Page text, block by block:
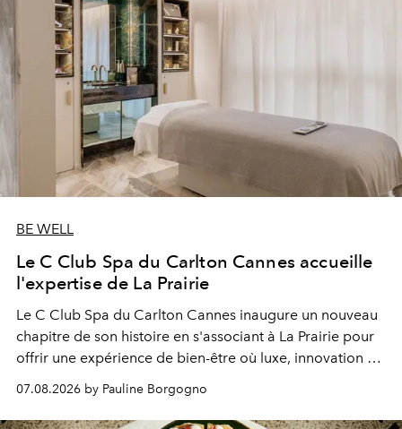
BE WELL
Le C Club Spa du Carlton Cannes accueille
l'expertise de La Prairie
Le C Club Spa du Carlton Cannes inaugure un nouveau
chapitre de son histoire en s'associant à La Prairie pour
offrir une expérience de bien-être où luxe, innovation et
07.08.2026 by Pauline Borgogno